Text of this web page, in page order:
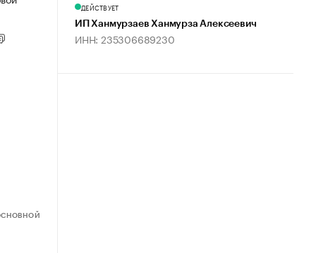
ДЕЙСТВУЕТ
ИП Ханмурзаев Ханмурза Алексеевич
ИНН: 235306689230